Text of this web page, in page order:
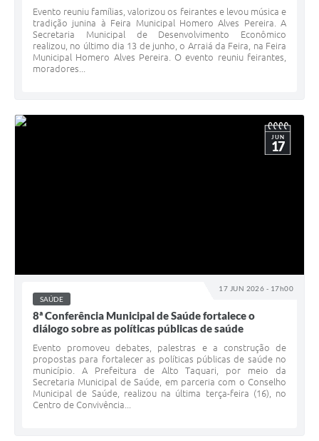
Evento reuniu famílias, valorizou os feirantes e levou música e
tradição junina à Feira Municipal Homero Alves Pereira. A
Secretaria Municipal de Desenvolvimento Econômico
realizou, no último dia 13 de junho, o Arraiá da Feira, na Feira
Municipal Homero Alves Pereira. O evento reuniu feirantes,
moradores...
17 JUN 2026 - 17h00
JUN
17
SAÚDE
8ª Conferência Municipal de Saúde fortalece o
diálogo sobre as políticas públicas de saúde
Evento promoveu debates, palestras e a construção de
propostas para fortalecer as políticas públicas de saúde no
município. A Prefeitura de Alto Taquari, por meio da
Secretaria Municipal de Saúde, em parceria com o Conselho
Municipal de Saúde, realizou na última terça-feira (16), no
Centro de Convivência...